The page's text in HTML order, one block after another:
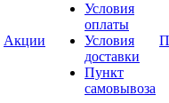
Акции
Условия
оплаты
Условия
доставки
Пункт
самовывоза